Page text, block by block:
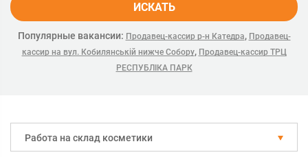
ИСКАТЬ
Популярные вакансии: Продавец-кассир р-н Катедра, Продавец-
кассир на вул. Кобилянській нижче Собору, Продавец-кассир ТРЦ
РЕСПУБЛІКА ПАРК
Работа на склад косметики